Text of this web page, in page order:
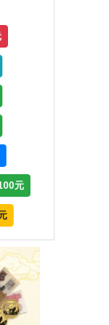
元